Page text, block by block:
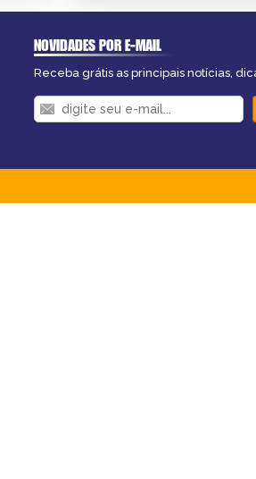
NOVIDADES POR E-MAIL
Receba grátis as principais notícias,